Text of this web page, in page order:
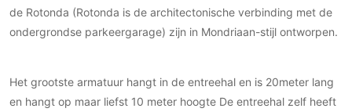
de Rotonda (Rotonda is de architectonische verbinding met de
ondergrondse parkeergarage) zijn in Mondriaan-stijl ontworpen.
Het grootste armatuur hangt in de entreehal en is 20meter lang
en hangt op maar liefst 10 meter hoogte De entreehal zelf heeft